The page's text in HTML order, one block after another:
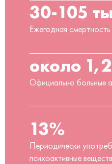
30-105
Ежегодная
около
Официально больные
13%
Периодически
психоактивные